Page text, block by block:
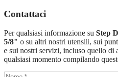
Contattaci
Per qualsiasi informazione su Step
5/8" o su altri nostri utensili, sui
e sui nostri servizi, incluso quello di
qualsiasi momento compilando